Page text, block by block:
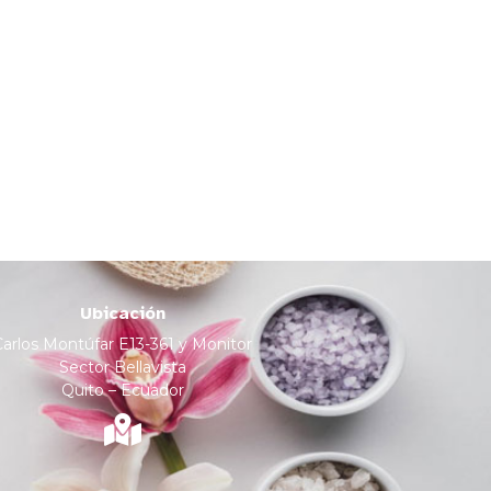
Ubicación
Montúfar E13-361 y Monitor
Sector Bellavista
Quito – Ecuador